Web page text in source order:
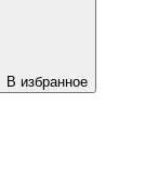
В избранное